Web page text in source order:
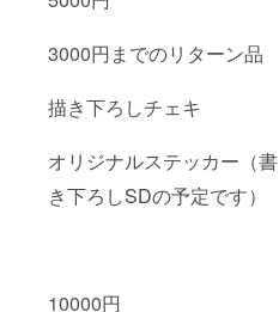
3000円までのリターン品
描き下ろしチェキ
オリジナルステッカー（書
き下ろしSDの予定です）
10000円